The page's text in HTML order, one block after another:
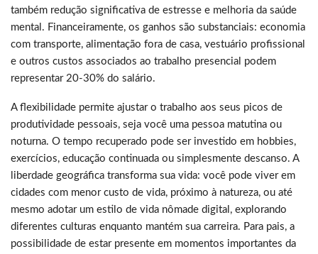
também redução significativa de estresse e melhoria da saúde
mental. Financeiramente, os ganhos são substanciais: economia
com transporte, alimentação fora de casa, vestuário profissional
e outros custos associados ao trabalho presencial podem
representar 20-30% do salário.
A flexibilidade permite ajustar o trabalho aos seus picos de
produtividade pessoais, seja você uma pessoa matutina ou
noturna. O tempo recuperado pode ser investido em hobbies,
exercícios, educação continuada ou simplesmente descanso. A
liberdade geográfica transforma sua vida: você pode viver em
cidades com menor custo de vida, próximo à natureza, ou até
mesmo adotar um estilo de vida nômade digital, explorando
diferentes culturas enquanto mantém sua carreira. Para pais, a
possibilidade de estar presente em momentos importantes da